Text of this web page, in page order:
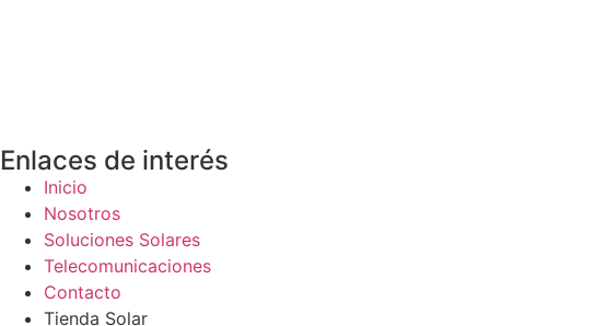
Enlaces de interés
Inicio
Nosotros
Soluciones Solares
Telecomunicaciones
Contacto
Tienda Solar